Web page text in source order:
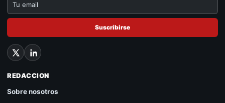
Suscribirse
REDACCION
Sobre nosotros